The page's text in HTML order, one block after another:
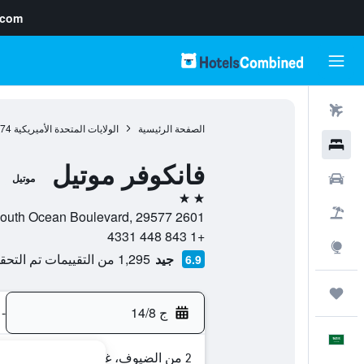
الصفحة الرئيسية الولايات المتحدة الأميريكية
فانكوفر موتيل موتيل
2 نجمتين
2601 South Ocean Boulevard, 29577, ميرتل بيتش, كارولينا الجنوبية, الولايات المتحدة الأميريكية
+1 843 448 4331
6.9 جيد 1,295 من التقييمات تم التحقق منها
ج 14/8 -
2 من الضيوف، غرفة واحدة